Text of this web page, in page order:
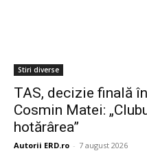
Stiri diverse
TAS, decizie finală
Cosmin Matei:
hotărârea”
Autorii ERD.ro - 7 august 2026